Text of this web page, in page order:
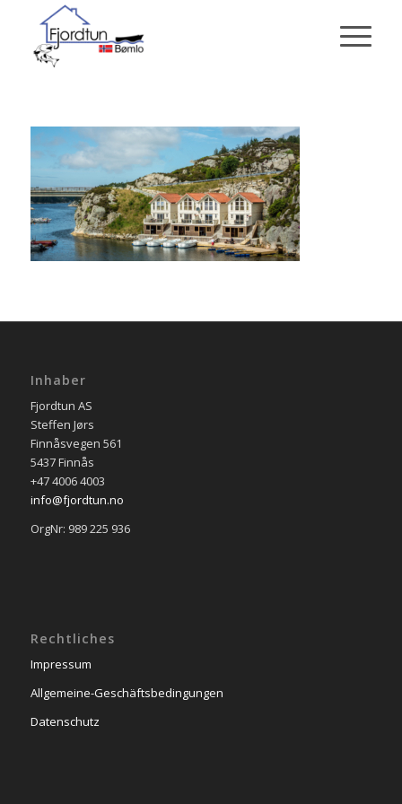
Inhaber
Fjordtun AS
Steffen Jørs
Finnåsvegen 561
5437 Finnås
+47 4006 4003
info@fjordtun.no
OrgNr: 989 225 936
Rechtliches
Impressum
Allgemeine-Geschäftsbedingungen
Datenschutz